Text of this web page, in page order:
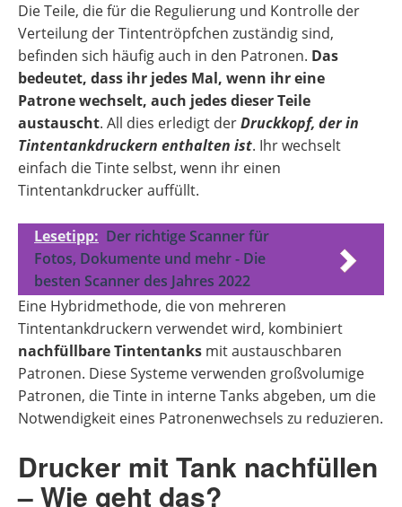
Die Teile, die für die Regulierung und Kontrolle der
Verteilung der Tintentröpfchen zuständig sind,
befinden sich häufig auch in den Patronen. Das
bedeutet, dass ihr jedes Mal, wenn ihr eine
Patrone wechselt, auch jedes dieser Teile
austauscht. All dies erledigt derDruckkopf, der in
Tintentankdruckern enthalten ist. Ihr wechselt
einfach die Tinte selbst, wenn ihr einen
Tintentankdrucker auffüllt.
Lesetipp: Der richtige Scanner für
Fotos, Dokumente und mehr - Die
besten Scanner des Jahres 2022
Eine Hybridmethode, die von mehreren
Tintentankdruckern verwendet wird, kombiniert
nachfüllbare Tintentanks mit austauschbaren
Patronen. Diese Systeme verwenden großvolumige
Patronen, die Tinte in interne Tanks abgeben, um die
Notwendigkeit eines Patronenwechsels zu reduzieren.
Drucker mit Tank nachfüllen
– Wie geht das?